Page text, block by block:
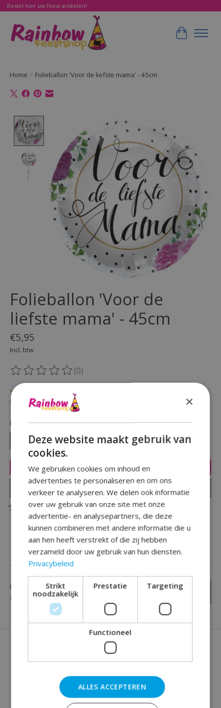
Bestel hier uw feest artikelen!
Home / Folieballon 'Voor de liefste mama' - 45cm
Product image slideshow Items
Folieballon 'Voor de
liefste mama' - 45cm
€5,95
Incl. btw
De beoordeling van dit product is
(0)
Beschikbaarheid in de winkel controleren
Hoeveelheid:
Toevoegen aan winkelwagen
Plaats bestelling
Toevoegen om te vergelijken
Reviews (0)
0 sterren op basis van0
beoordelingen
Je beoordeling toevoegen
×
Deze website maakt gebruik van
cookies.
We gebruiken cookies om inhoud en
advertenties te personaliseren en om ons
verkeer te analyseren. We delen ook informatie
over uw gebruik van onze site met onze
advertentie- en analysepartners, die deze
kunnen combineren met andere informatie die u
aan hen heeft verstrekt of die zij hebben
verzameld door uw gebruik van hun diensten.
Privacybeleid
Strikt
noodzakelijk
Prestatie Targeting
Functioneel
ALLES ACCEPTEREN